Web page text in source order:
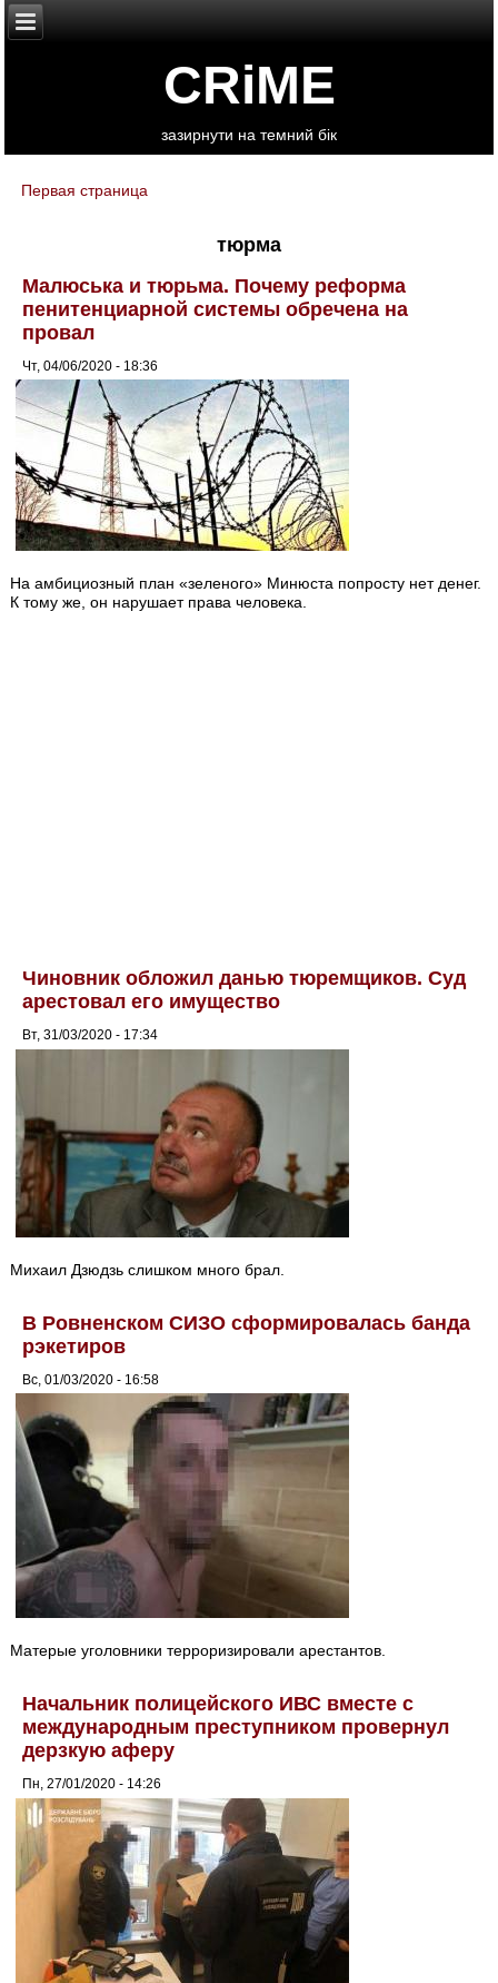
CRiME
зазирнути на темний бік
You are here
Первая страница
тюрма
Малюська и тюрьма. Почему реформа
пенитенциарной системы обречена на
провал
Чт, 04/06/2020 - 18:36
На амбициозный план «зеленого» Минюста попросту нет денег.
К тому же, он нарушает права человека.
Чиновник обложил данью тюремщиков. Суд
арестовал его имущество
Вт, 31/03/2020 - 17:34
Михаил Дзюдзь слишком много брал.
В Ровненском СИЗО сформировалась банда
рэкетиров
Вс, 01/03/2020 - 16:58
Матерые уголовники терроризировали арестантов.
Начальник полицейского ИВС вместе с
международным преступником провернул
дерзкую аферу
Пн, 27/01/2020 - 14:26